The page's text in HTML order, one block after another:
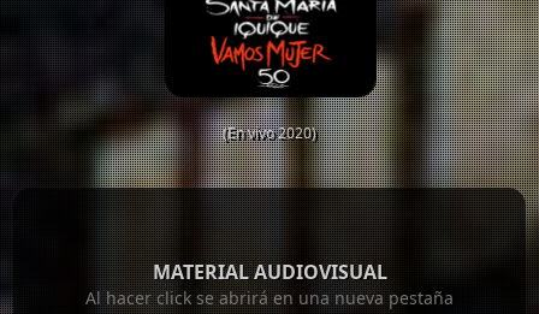
(En vivo 2020)
MATERIAL AUDIOVISUAL
Al hacer click se abrirá en una nueva pestaña